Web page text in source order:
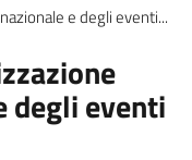
e degli eventi...
degli eventi